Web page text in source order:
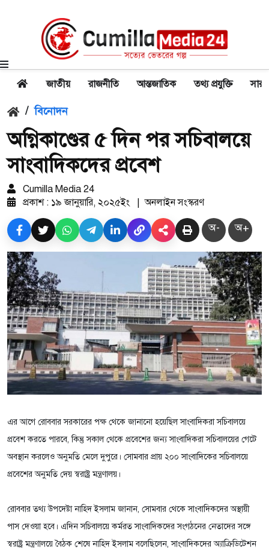
জাতীয় রাজনীতি আন্তজাতিক তথ্য প্রযুক্তি
/ বিনোদন
অগ্নিকাণ্ডের ৫ দিন পর সচিবালয়ে
সাংবাদিকদের প্রবেশ
Cumilla Media 24
প্রকাশ : ১৯ জানুয়ারি, ২০২৫ইং
| অনলাইন সংস্করণ
অ- অ+
এর আগে রোববার সরকারের পক্ষ থেকে জানানো হয়েছিল সাংবাদিকরা সচিবালয়ে
প্রবেশ করতে পারবে, কিন্তু সকাল থেকে প্রবেশের জন্য সাংবাদিকরা সচিবালয়ের গেটে
অবস্থান করলেও অনুমতি মেলে দুপুরে। সোমবার প্রায় ২০০ সাংবাদিকের সচিবালয়ে
প্রবেশের অনুমতি দেয় স্বরাষ্ট্র মন্ত্রণালয়।
রোববার তথ্য উপদেষ্টা নাহিদ ইসলাম জানান, সোমবার থেকে সাংবাদিকদের অস্থায়ী
পাস দেওয়া হবে। এদিন সচিবালয়ে কর্মরত সাংবাদিকদের সংগঠনের নেতাদের সঙ্গে
স্বরাষ্ট্র মন্ত্রণালয়ে বৈঠক শেষে নাহিদ ইসলাম বলেছিলেন, সাংবাদিকদের অ্যাক্রিডিটেশন